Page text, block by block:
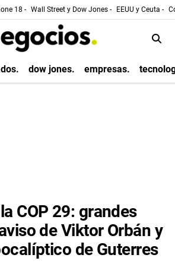
18 - Wall Street y Dow Jones - EEUU y Ceuta -
dow jones. empresas.
COP 29: grandes
de Viktor Orbán y
de Guterres